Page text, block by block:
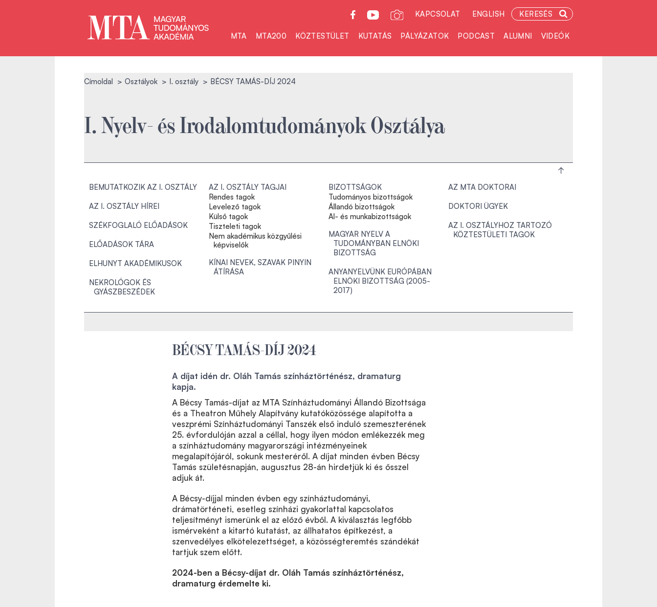
KAPCSOLAT ENGLISH KERESÉS
MTA MTA200 KÖZTESTÜLET KUTATÁS PÁLYÁZATOK PODCAST ALUMNI VIDEÓK
Címoldal Osztályok I. osztály BÉCSY TAMÁS-DÍJ 2024
I. Nyelv- és Irodalomtudományok Osztálya
BEMUTATKOZIK AZ I. OSZTÁLY
AZ I. OSZTÁLY HÍREI
SZÉKFOGLALÓ ELŐADÁSOK
ELŐADÁSOK TÁRA
ELHUNYT AKADÉMIKUSOK
NEKROLÓGOK ÉS
GYÁSZBESZÉDEK
AZ I. OSZTÁLY TAGJAI
Rendes tagok
Levelező tagok
Külső tagok
Tiszteleti tagok
Nem akadémikus közgyűlési
képviselők
KÍNAI NEVEK, SZAVAK PINYIN
ÁTÍRÁSA
BIZOTTSÁGOK
Tudományos bizottságok
Állandó bizottságok
Al- és munkabizottságok
MAGYAR NYELV A
TUDOMÁNYBAN ELNÖKI
BIZOTTSÁG
ANYANYELVÜNK EURÓPÁBAN
ELNÖKI BIZOTTSÁG (2005-
2017)
AZ MTA DOKTORAI
DOKTORI ÜGYEK
AZ I. OSZTÁLYHOZ TARTOZÓ
KÖZTESTÜLETI TAGOK
BÉCSY TAMÁS-DÍJ 2024
A díjat idén dr. Oláh Tamás színháztörténész, dramaturg
kapja.
A Bécsy Tamás-díjat az MTA Színháztudományi Állandó Bizottsága
és a Theatron Műhely Alapítvány kutatóközössége alapította a
veszprémi Színháztudományi Tanszék első induló szemeszterének
25. évfordulóján azzal a céllal, hogy ilyen módon emlékezzék meg
a színháztudomány magyarországi intézményeinek
megalapítójáról, sokunk mesteréről. A díjat minden évben Bécsy
Tamás születésnapján, augusztus 28-án hirdetjük ki és ősszel
adjuk át.
A Bécsy-díjjal minden évben egy színháztudományi,
drámatörténeti, esetleg színházi gyakorlattal kapcsolatos
teljesítményt ismerünk el az előző évből. A kiválasztás legfőbb
ismérveként a kitartó kutatást, az állhatatos építkezést, a
szenvedélyes elkötelezettséget, a közösségteremtés szándékát
tartjuk szem előtt.
2024-ben a Bécsy-díjat dr. Oláh Tamás színháztörténész,
dramaturg érdemelte ki.